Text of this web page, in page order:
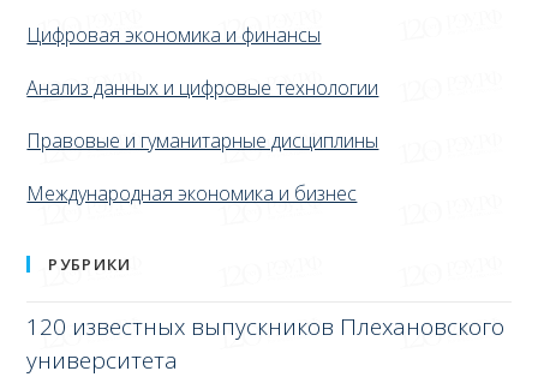
Цифровая экономика и финансы
Анализ данных и цифровые технологии
Правовые и гуманитарные дисциплины
Международная экономика и бизнес
РУБРИКИ
120 известных выпускников Плехановского
университета